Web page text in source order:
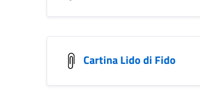
Cartina Lido di Fido